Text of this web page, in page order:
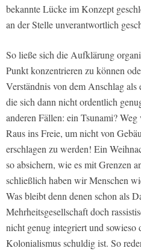
bekannte Lücke im Konzept
an der Stelle unverantwortlich
So ließe sich die Aufklärung
Punkt konzentrieren zu können
Verständnis von dem Anschlag
die sich dann nicht ordentlich
anderen Fällen: ein Tsunami?
Raus ins Freie, um nicht von
erschlagen zu werden! Ein
so absichern, wie es mit Grenzen
schließlich haben wir Menschen
Was bleibt denn denen schon als
Mehrheitsgesellschaft doch
nicht genug integriert und sowieso
Kolonialismus schuldig ist. So